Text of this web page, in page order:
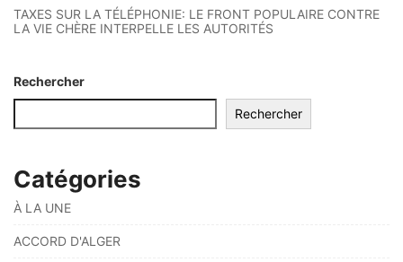
TAXES SUR LA TÉLÉPHONIE: LE FRONT POPULAIRE CONTRE
LA VIE CHÈRE INTERPELLE LES AUTORITÉS
Rechercher
Rechercher
Catégories
À LA UNE
ACCORD D'ALGER